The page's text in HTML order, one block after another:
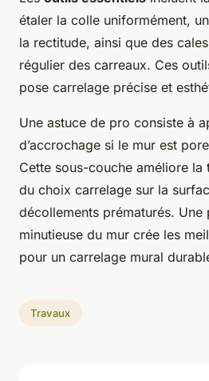
étaler la colle uniformément,
la rectitude, ainsi que des
régulier des carreaux. Ces
pose carrelage précise et
Une astuce de pro consiste à
d’accrochage si le mur est
Cette sous-couche améliore la
du choix carrelage sur la
décollements prématurés. Une
minutieuse du mur crée les
pour un carrelage mural
Travaux